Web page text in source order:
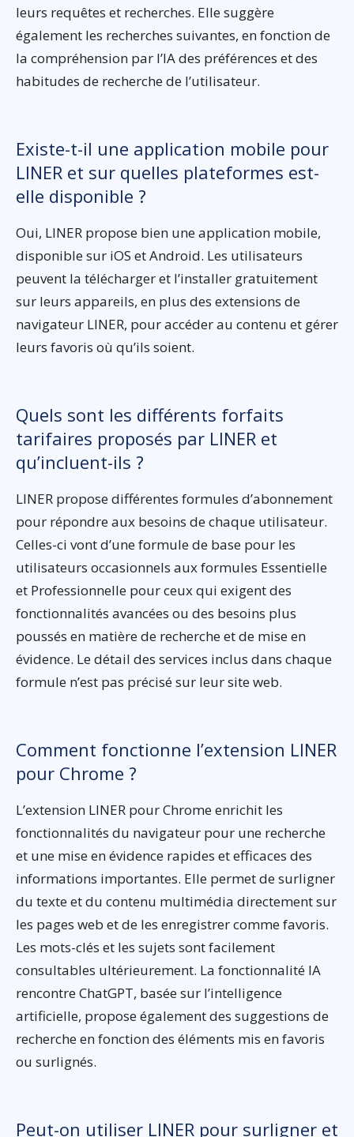
leurs requêtes et recherches. Elle suggère
également les recherches suivantes, en fonction de
la compréhension par l’IA des préférences et des
habitudes de recherche de l’utilisateur.
Existe-t-il une application mobile pour
LINER et sur quelles plateformes est-
elle disponible ?
Oui, LINER propose bien une application mobile,
disponible sur iOS et Android. Les utilisateurs
peuvent la télécharger et l’installer gratuitement
sur leurs appareils, en plus des extensions de
navigateur LINER, pour accéder au contenu et gérer
leurs favoris où qu’ils soient.
Quels sont les différents forfaits
tarifaires proposés par LINER et
qu’incluent-ils ?
LINER propose différentes formules d’abonnement
pour répondre aux besoins de chaque utilisateur.
Celles-ci vont d’une formule de base pour les
utilisateurs occasionnels aux formules Essentielle
et Professionnelle pour ceux qui exigent des
fonctionnalités avancées ou des besoins plus
poussés en matière de recherche et de mise en
évidence. Le détail des services inclus dans chaque
formule n’est pas précisé sur leur site web.
Comment fonctionne l’extension LINER
pour Chrome ?
L’extension LINER pour Chrome enrichit les
fonctionnalités du navigateur pour une recherche
et une mise en évidence rapides et efficaces des
informations importantes. Elle permet de surligner
du texte et du contenu multimédia directement sur
les pages web et de les enregistrer comme favoris.
Les mots-clés et les sujets sont facilement
consultables ultérieurement. La fonctionnalité IA
rencontre ChatGPT, basée sur l’intelligence
artificielle, propose également des suggestions de
recherche en fonction des éléments mis en favoris
ou surlignés.
Peut-on utiliser LINER pour surligner et